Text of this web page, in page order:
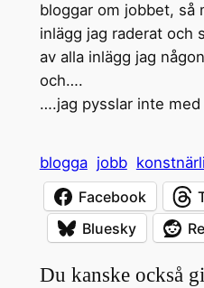
bloggar om jobbet, så
inlägg jag raderat och
av alla inlägg jag
och….
….jag pysslar inte
blogga jobb
Facebook
Bluesky
Du kanske också